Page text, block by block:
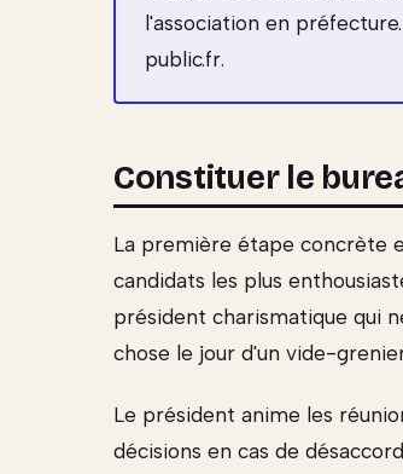
l'association en
public.fr.
Constituer le
La première étape concrète
candidats les plus
président charismatique qui
chose le jour d'un vide-
Le président anime les
décisions en cas de